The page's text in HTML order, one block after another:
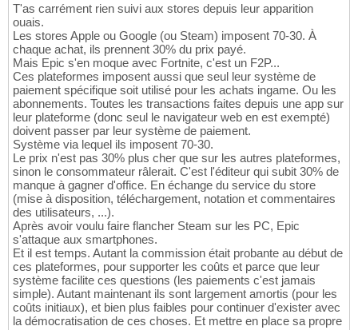
T'as carrément rien suivi aux stores depuis leur apparition
ouais.
Les stores Apple ou Google (ou Steam) imposent 70-30. À
chaque achat, ils prennent 30% du prix payé.
Mais Epic s'en moque avec Fortnite, c'est un F2P...
Ces plateformes imposent aussi que seul leur système de
paiement spécifique soit utilisé pour les achats ingame. Ou les
abonnements. Toutes les transactions faites depuis une app sur
leur plateforme (donc seul le navigateur web en est exempté)
doivent passer par leur système de paiement.
Système via lequel ils imposent 70-30.
Le prix n'est pas 30% plus cher que sur les autres plateformes,
sinon le consommateur râlerait. C'est l'éditeur qui subit 30% de
manque à gagner d'office. En échange du service du store
(mise à disposition, téléchargement, notation et commentaires
des utilisateurs, ...).
Après avoir voulu faire flancher Steam sur les PC, Epic
s'attaque aux smartphones.
Et il est temps. Autant la commission était probante au début de
ces plateformes, pour supporter les coûts et parce que leur
système facilite ces questions (les paiements c'est jamais
simple). Autant maintenant ils sont largement amortis (pour les
coûts initiaux), et bien plus faibles pour continuer d'exister avec
la démocratisation de ces choses. Et mettre en place sa propre